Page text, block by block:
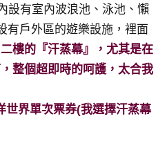
設有室內波浪池、泳池、懶
戶外區的遊樂設施，裡面
二樓的『汗蒸幕』，尤其是在
整個超即時的呵護，太合我
世界單次票券(我選擇汗蒸幕